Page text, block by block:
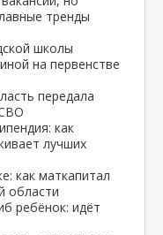
тренды
школы
на первенстве
передала
как
лучших
как маткапитал
области
ребёнок: идёт